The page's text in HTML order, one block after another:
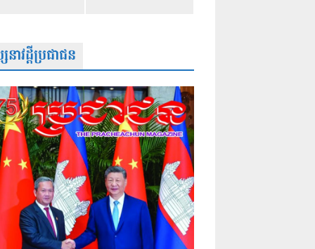
ាវដ្តីប្រជាជន